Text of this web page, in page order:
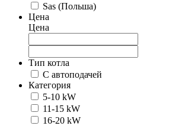
Sas (Польша)
Цена
Цена
Тип котла
С автоподачей
Категория
5-10 kW
11-15 kW
16-20 kW